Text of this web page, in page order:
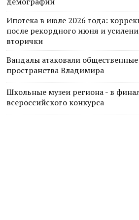
Ипотека в июле 2026 года:
после рекордного июня и
вторички
Вандалы атаковали общественные
пространства Владимира
Школьные музеи региона - в
всероссийского конкурса